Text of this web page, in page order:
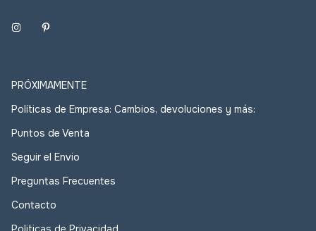
Preguntas Frecuentes
Politicas de Privacidad
Newsletter
Medios de pago